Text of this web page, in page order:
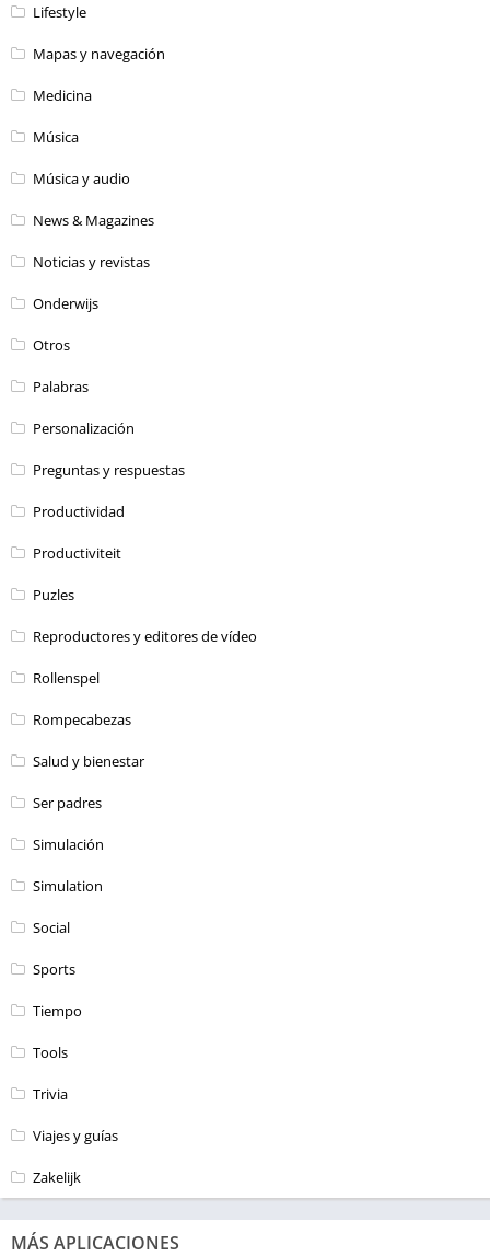
Lifestyle
Mapas y navegación
Medicina
Música
Música y audio
News & Magazines
Noticias y revistas
Onderwijs
Otros
Palabras
Personalización
Preguntas y respuestas
Productividad
Productiviteit
Puzles
Reproductores y editores de vídeo
Rollenspel
Rompecabezas
Salud y bienestar
Ser padres
Simulación
Simulation
Social
Sports
Tiempo
Tools
Trivia
Viajes y guías
Zakelijk
MÁS APLICACIONES